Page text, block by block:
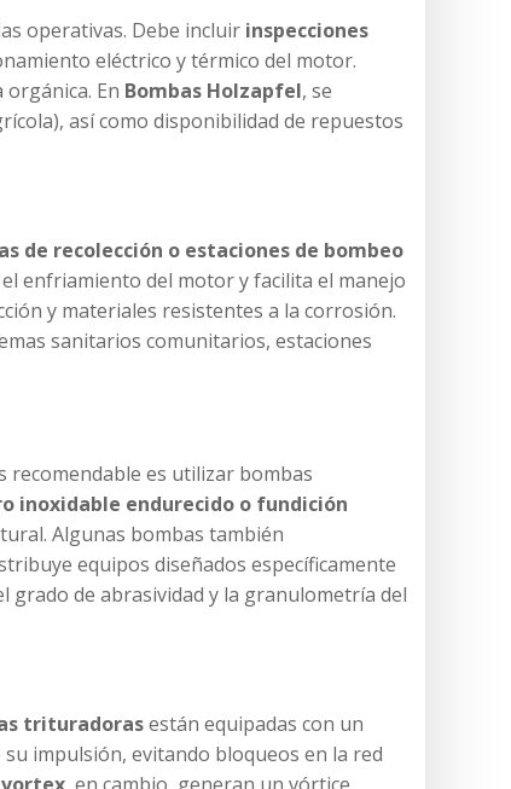
operativas. Debe incluir inspecciones
eléctrico y térmico del motor.
En Bombas Holzapfel, se
así como disponibilidad de repuestos
de recolección o estaciones de bombeo
enfriamiento del motor y facilita el manejo
y materiales resistentes a la corrosión.
sanitarios comunitarios, estaciones
recomendable es utilizar bombas
inoxidable endurecido o fundición
Algunas bombas también
equipos diseñados específicamente
grado de abrasividad y la granulometría del
trituradorasestán equipadas con un
impulsión, evitando bloqueos en la red